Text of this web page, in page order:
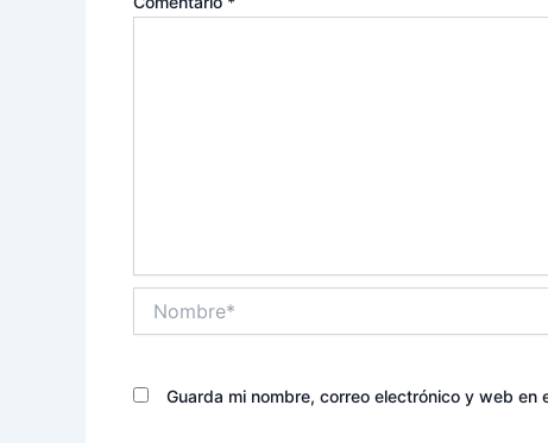
Guarda mi nombre, correo electrónico y web